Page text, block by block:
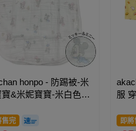
honpo - 防踢被-米
&米妮寶寶-米白色
售完
服
即將